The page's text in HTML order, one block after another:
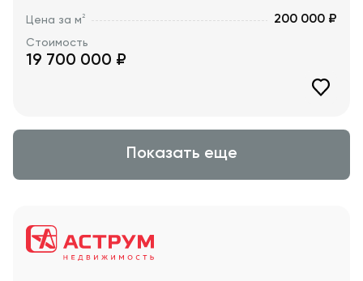
Цена за м2 200 000 ₽
Стоимость
19 700 000 ₽
Показать еще